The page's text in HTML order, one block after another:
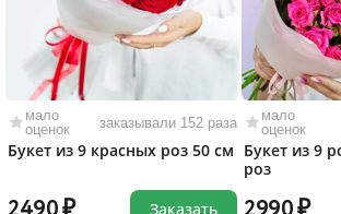
мало
оценок
заказывали 152 раза
Букет из 9 красных роз 50 см
Заказать
мало
оценок
Букет из 9
роз